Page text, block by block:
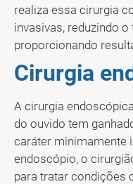
realiza essa cirurgia
invasivas, reduzindo
proporcionando
Cirurgia
A cirurgia
do ouvido tem
caráter minimamente
endoscópio, o
para tratar condições